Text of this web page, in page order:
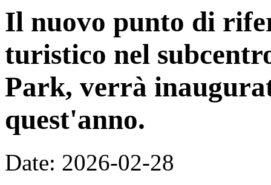
Il nuovo punto di
turistico nel
Park, verrà
quest'anno.
Date: 2026-02-28